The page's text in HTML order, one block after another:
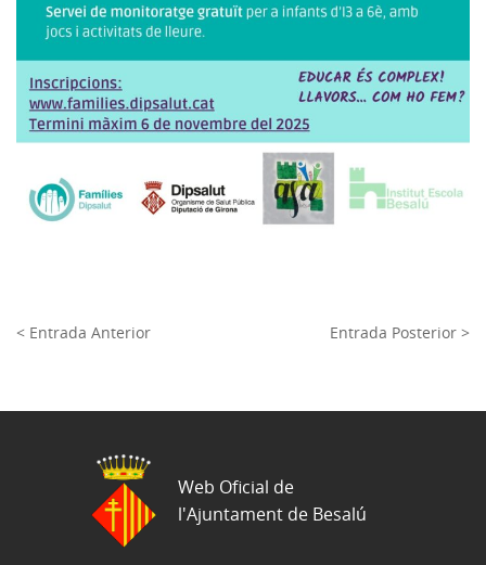
< Entrada Anterior Entrada Posterior >
Web Oficial de
l'Ajuntament de Besalú